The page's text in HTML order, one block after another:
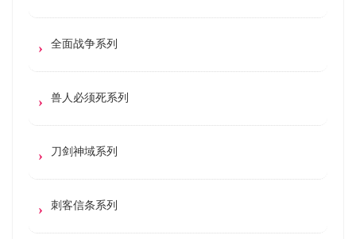
全面战争系列
兽人必须死系列
刀剑神域系列
刺客信条系列